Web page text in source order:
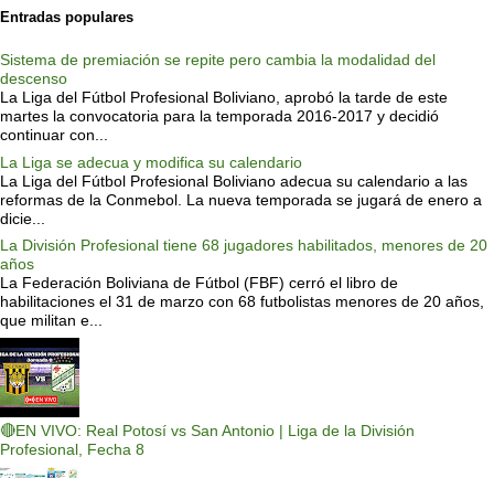
Entradas populares
Sistema de premiación se repite pero cambia la modalidad del
descenso
La Liga del Fútbol Profesional Boliviano, aprobó la tarde de este
martes la convocatoria para la temporada 2016-2017 y decidió
continuar con...
La Liga se adecua y modifica su calendario
La Liga del Fútbol Profesional Boliviano adecua su calendario a las
reformas de la Conmebol. La nueva temporada se jugará de enero a
dicie...
La División Profesional tiene 68 jugadores habilitados, menores de 20
años
La Federación Boliviana de Fútbol (FBF) cerró el libro de
habilitaciones el 31 de marzo con 68 futbolistas menores de 20 años,
que militan e...
🔴EN VIVO: Real Potosí vs San Antonio | Liga de la División
Profesional, Fecha 8